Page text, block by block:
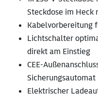
Steckdose im Heck
Kabelvorbereitung
Lichtschalter
direkt am Einstieg
CEE-
Sicherungsautomat
Elektrischer